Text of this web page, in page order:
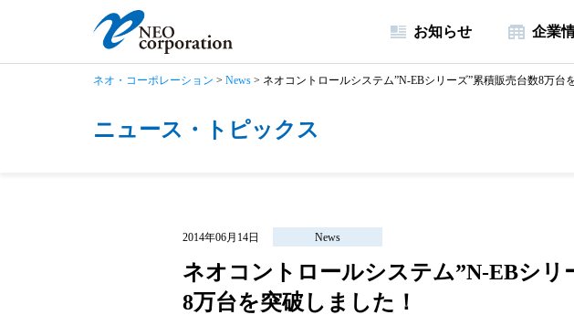
お知らせ 企業
ネオ・コーポレーション > News > ネオコントロールシステム”N-EBシリーズ”累積販売台数8万台
ニュース・トピックス
2014年06月14日 News
ネオコントロールシステム”N-EBシリ
8万台を突破しました！